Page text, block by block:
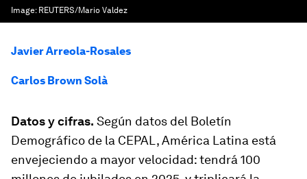
Image: REUTERS/Mario Valdez
Javier Arreola-Rosales
Carlos Brown Solà
Datos y cifras. Según datos del Boletín
Demográfico de la CEPAL, América Latina está
envejeciendo a mayor velocidad: tendrá 100